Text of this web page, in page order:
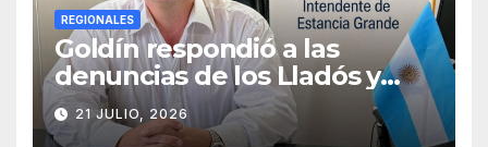
REGIONALES
Goldín respondió a las
denuncias de los Lladós y
defendió la transparencia de
su gestión
21 JULIO, 2026